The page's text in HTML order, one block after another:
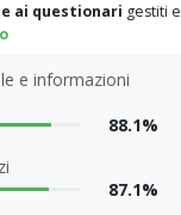
ai questionari gestiti e
e informazioni
88.1%
87.1%